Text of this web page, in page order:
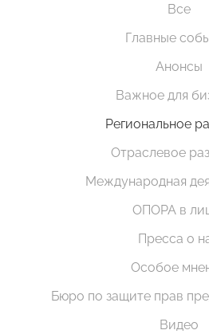
Все
Главные
Анонсы
Важное для
Региональное
Отраслевое
Международная
ОПОРА в
Пресса о
Особое
Бюро по защите прав
Видео